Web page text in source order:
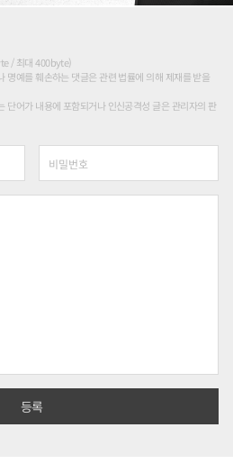
/ 최대 400byte)
명예를 훼손하는 댓글은 관련 법률에 의해 제재를 받을
단어가 내용에 포함되거나 인신공격성 글은 관리자의 판